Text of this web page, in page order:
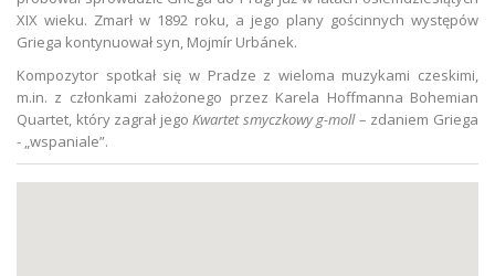
XIX wieku. Zmarł w 1892 roku, a jego plany gościnnych występów
Griega kontynuował syn, Mojmír Urbánek.
Kompozytor spotkał się w Pradze z wieloma muzykami czeskimi,
m.in. z członkami założonego przez Karela Hoffmanna Bohemian
Quartet, który zagrał jegoKwartet smyczkowy g-moll– zdaniem Griega
- „wspaniale”.